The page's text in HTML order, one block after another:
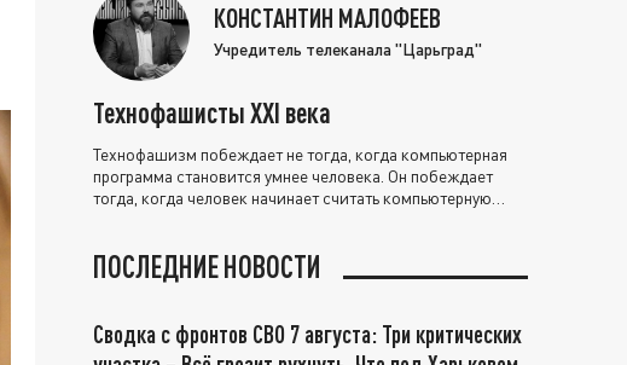
КОНСТАНТИН МАЛОФЕЕВ
Учредитель телеканала "Царьград"
Технофашисты XXI века
Технофашизм побеждает не тогда, когда компьютерная
программа становится умнее человека. Он побеждает
тогда, когда человек начинает считать компьютерную
ПОСЛЕДНИЕ НОВОСТИ
Сводка с фронтов СВО 7 августа: Три критических